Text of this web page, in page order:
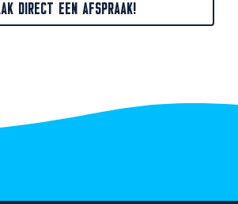
DIRECT EEN AFSPRAAK!